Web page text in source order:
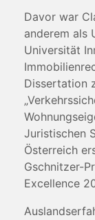
Davor war
anderem als
Universität
Dissertation
Juristischen
Österreich
Gschnitzer-
Excellence